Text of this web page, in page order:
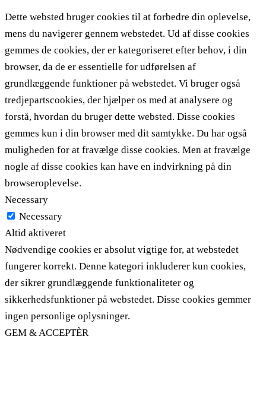
Dette websted bruger cookies til at forbedre din oplevelse,
mens du navigerer gennem webstedet. Ud af disse cookies
gemmes de cookies, der er kategoriseret efter behov, i din
browser, da de er essentielle for udførelsen af ​​
grundlæggende funktioner på webstedet. Vi bruger også
tredjepartscookies, der hjælper os med at analysere og
forstå, hvordan du bruger dette websted. Disse cookies
gemmes kun i din browser med dit samtykke. Du har også
muligheden for at fravælge disse cookies. Men at fravælge
nogle af disse cookies kan have en indvirkning på din
browseroplevelse.
Necessary
Necessary
Altid aktiveret
Nødvendige cookies er absolut vigtige for, at webstedet
fungerer korrekt. Denne kategori inkluderer kun cookies,
der sikrer grundlæggende funktionaliteter og
sikkerhedsfunktioner på webstedet. Disse cookies gemmer
ingen personlige oplysninger.
GEM & ACCEPTÈR